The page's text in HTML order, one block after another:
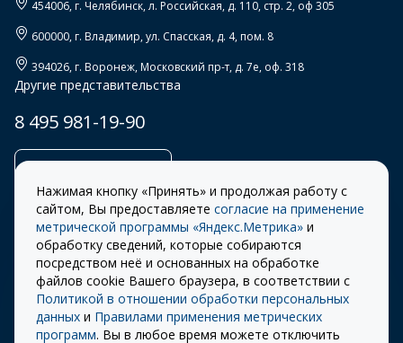
454006, г. Челябинск,л. Российская, д. 110, стр. 2, оф 305
600000, г. Владимир,ул. Спасская, д. 4, пом. 8
394026, г. Воронеж,Московский пр-т, д. 7е, оф. 318
Другие представительства
8 495 981-19-90
© 2026 «СТОУН-XXI»
Разработка сайта –
ITECH
Правила
использования cookie
Правила пользования
сайтом
Нажимая кнопку «Принять» и продолжая работу с
сайтом, Вы предоставляете согласие на применение
метрической программы «Яндекс.Метрика» и
обработку сведений, которые собираются
посредством неё и основанных на обработке
файлов cookie Вашего браузера, в соответствии с
Политикой в отношении обработки персональных
данных и Правилами применения метрических
программ. Вы в любое время можете отключить